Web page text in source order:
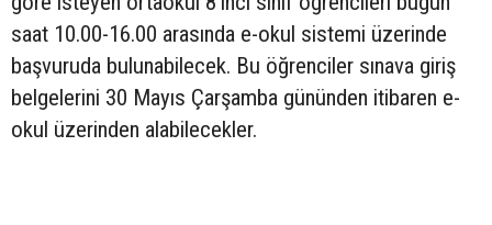
saat 10.00-16.00 arasında e-okul sistemi üzerinde
başvuruda bulunabilecek. Bu öğrenciler sınava giriş
belgelerini 30 Mayıs Çarşamba gününden itibaren e-
okul üzerinden alabilecekler.